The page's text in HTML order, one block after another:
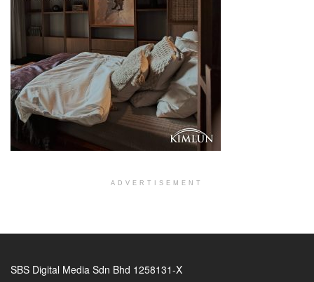
ADVERTISEMENT
SBS Digital Media Sdn Bhd 1258131-X